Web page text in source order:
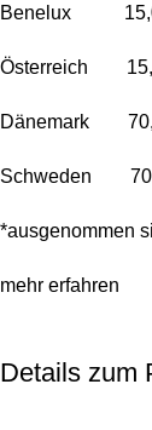
Benelux
Österreich
Dänemark
Schweden
*ausgenommen
mehr erfahren
Details zum